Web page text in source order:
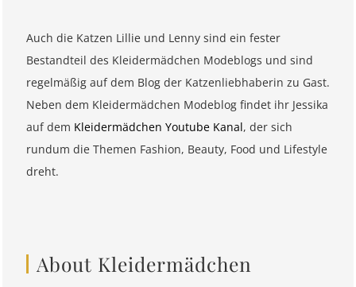
Auch die Katzen Lillie und Lenny sind ein fester
Bestandteil des Kleidermädchen Modeblogs und sind
regelmäßig auf dem Blog der Katzenliebhaberin zu Gast.
Neben dem Kleidermädchen Modeblog findet ihr Jessika
auf dem Kleidermädchen Youtube Kanal, der sich
rundum die Themen Fashion, Beauty, Food und Lifestyle
dreht.
About Kleidermädchen